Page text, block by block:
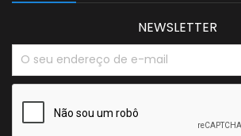
NEWSLETTER